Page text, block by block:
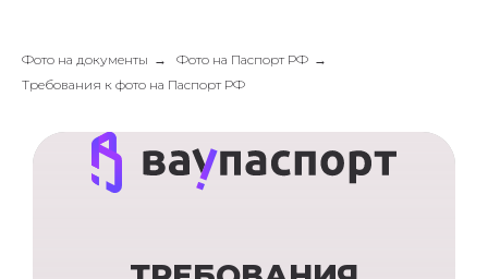
Фото на документы → Фото на Паспорт РФ →
Требования к фото на Паспорт РФ